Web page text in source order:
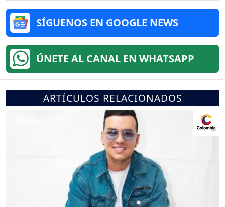
SÍGUENOS EN GOOGLE NEWS
ÚNETE AL CANAL EN WHATSAPP
ARTÍCULOS RELACIONADOS